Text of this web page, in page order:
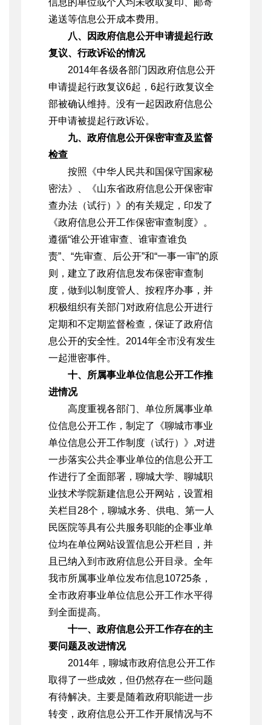
信息的单位或个人均未收取复印、邮寄
递送等信息公开成本费用。
八、因政府信息公开申请提起行政
复议、行政诉讼的情况
2014年各级各部门因政府信息公开
申请提起行政复议6起，6起行政复议全
部被确认维持。没有一起因政府信息公
开申请被提起行政诉讼。
九、政府信息公开保密审查及监督
检查
按照《中华人民共和国保守国家秘
密法》、《山东省政府信息公开保密审
查办法（试行）》的有关规定，印发了
《政府信息公开工作保密审查制度》。
遵循“谁公开谁审查、谁审查谁负
责”、“先审查、后公开”和“一事一审”的原
则，建立了政府信息发布保密审查制
度，做到以制度管人、按程序办事，并
积极组织有关部门对政府信息公开进行
定期和不定期监督检查，保证了政府信
息公开的安全性。2014年全市没有发生
一起泄密事件。
十、所属事业单位信息公开工作推
进情况
高度重视各部门、单位所属事业单
位信息公开工作，制定了《聊城市事业
单位信息公开工作制度（试行）》,对进
一步落实公共企事业单位的信息公开工
作进行了全面部署，聊城大学、聊城职
业技术学院新建信息公开网站，设置相
关栏目28个，聊城水务、供电、第一人
民医院等具有公共服务职能的企事业单
位均在单位网站设置信息公开栏目，并
且已纳入到市政府信息公开目录。全年
我市所属事业单位发布信息10725条，
全市政府事业单位信息公开工作水平得
到全面提高。
十一、政府信息公开工作存在的主
要问题及改进情况
2014年，聊城市政府信息公开工作
取得了一些成效，但仍然存在一些问题
有待解决。主要是随着政府职能进一步
转变，政府信息公开工作开展情况与不